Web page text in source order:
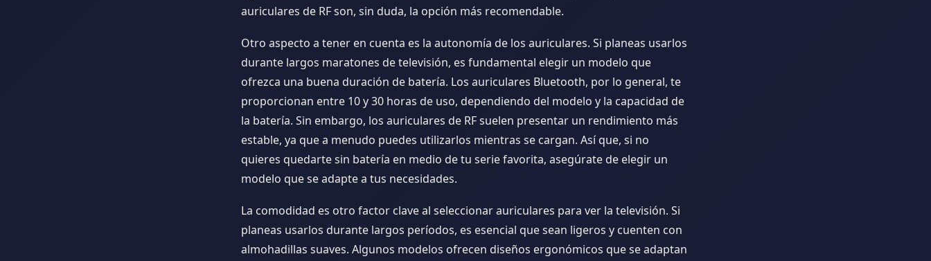
auriculares de RF son, sin duda, la opción más recomendable.
Otro aspecto a tener en cuenta es la autonomía de los auriculares. Si planeas usarlos
durante largos maratones de televisión, es fundamental elegir un modelo que
ofrezca una buena duración de batería. Los auriculares Bluetooth, por lo general, te
proporcionan entre 10 y 30 horas de uso, dependiendo del modelo y la capacidad de
la batería. Sin embargo, los auriculares de RF suelen presentar un rendimiento más
estable, ya que a menudo puedes utilizarlos mientras se cargan. Así que, si no
quieres quedarte sin batería en medio de tu serie favorita, asegúrate de elegir un
modelo que se adapte a tus necesidades.
La comodidad es otro factor clave al seleccionar auriculares para ver la televisión. Si
planeas usarlos durante largos períodos, es esencial que sean ligeros y cuenten con
almohadillas suaves. Algunos modelos ofrecen diseños ergonómicos que se adaptan